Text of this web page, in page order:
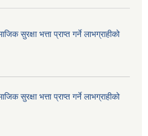
सुरक्षा भत्ता प्राप्त गर्ने लाभग्राहीको
सुरक्षा भत्ता प्राप्त गर्ने लाभग्राहीको